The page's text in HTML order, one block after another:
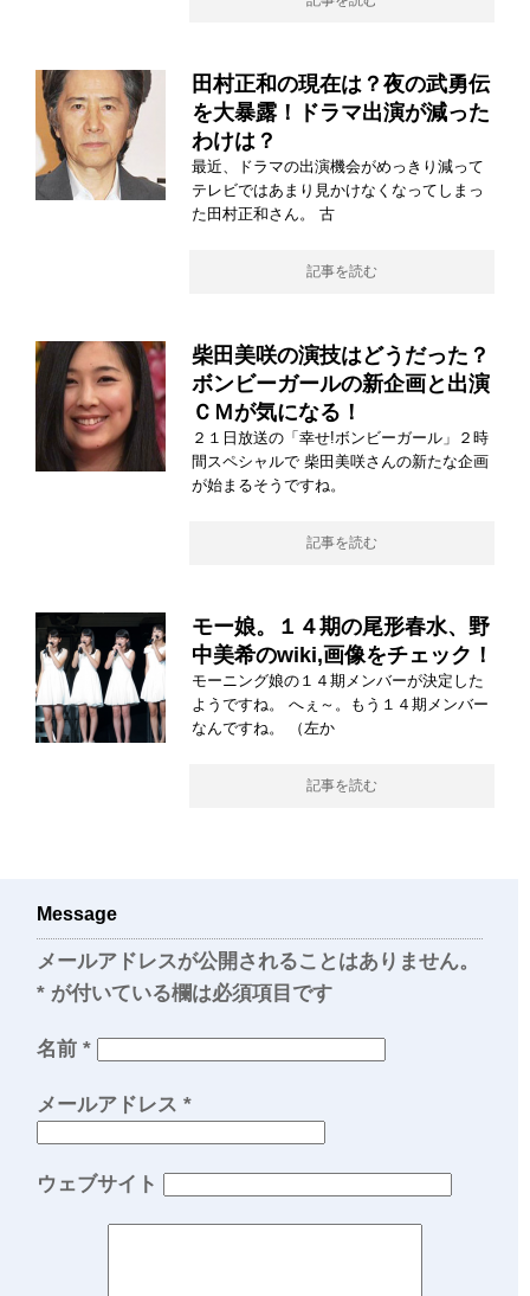
田村正和の現在は？夜の武勇伝
を大暴露！ドラマ出演が減った
わけは？
最近、ドラマの出演機会がめっきり減って
テレビではあまり見かけなくなってしまっ
た田村正和さん。 古
記事を読む
柴田美咲の演技はどうだった？
ボンビーガールの新企画と出演
ＣＭが気になる！
２１日放送の「幸せ!ボンビーガール」２時
間スペシャルで 柴田美咲さんの新たな企画
が始まるそうですね。
記事を読む
モー娘。１４期の尾形春水、野
中美希のwiki,画像をチェック！
モーニング娘の１４期メンバーが決定した
ようですね。 へぇ～。もう１４期メンバー
なんですね。 （左か
記事を読む
Message
メールアドレスが公開されることはありません。
* が付いている欄は必須項目です
名前 *
メールアドレス *
ウェブサイト